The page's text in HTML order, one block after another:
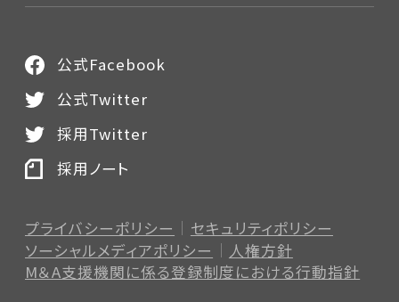
プライバシーポリシー
セキュリティポリシー
ソーシャルメディアポリシー
人権方針
M＆A支援機関に係る登録制度における行動指針
公式Facebook
公式Twitter
採用Twitter
採用ノート